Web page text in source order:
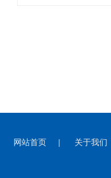
网站首页 | 关于我们